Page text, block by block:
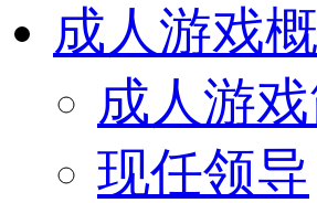
成人游戏
成人游
现任领导